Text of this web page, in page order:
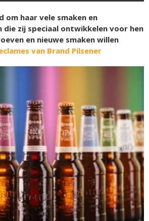
om haar vele smaken en
die zij speciaal ontwikkelen voor hen
en nieuwe smaken willen
van Brand Pilsener